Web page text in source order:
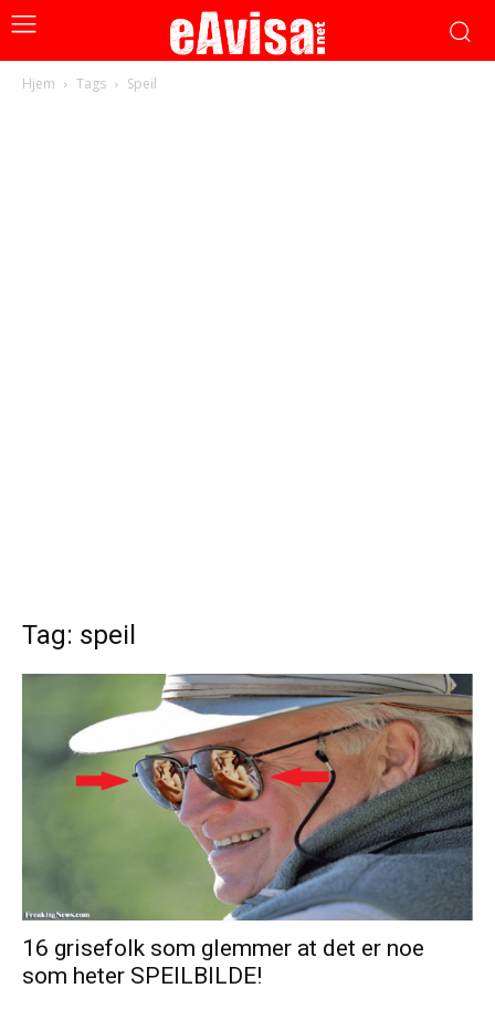
Hjem Tags Speil
Tag: speil
16 grisefolk som glemmer at det er noe
som heter SPEILBILDE!